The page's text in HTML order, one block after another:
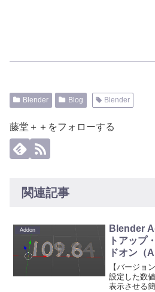
Blender Blog Blender
藤堂＋＋をフォローする
関連記事
Addon
Blender
トアップ
ドオン（
【バージョ
設定した数
表示させる